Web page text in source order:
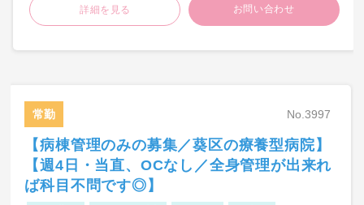
【病棟管理】30～40名程度(主治医制／療養
病棟、介護医療院)
詳細を見る お問い合わせ
常勤 No.3997
【病棟管理のみの募集／葵区の療養型病院】
【週4日・当直、OCなし／全身管理が出来れ
ば科目不問です◎】